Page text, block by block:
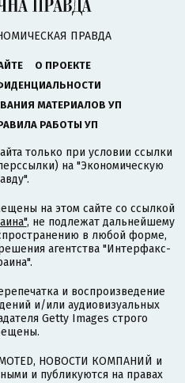
ПРАВДА
О ПРОЕКТЕ
МАТЕРИАЛОВ УП
РАБОТЫ УП
только при условии ссылки
на "Экономическую
на этом сайте со ссылкой
, не подлежат дальнейшему
в любой форме,
агентства "Интерфакс-
и воспроизведение
и/или аудиовизуальных
Getty Images строго
НОВОСТИ КОМПАНИЙ и
и публикуются на правах